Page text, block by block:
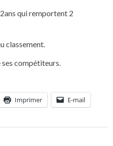
qui remportent 2
classement.
ses compétiteurs.
Imprimer E-mail